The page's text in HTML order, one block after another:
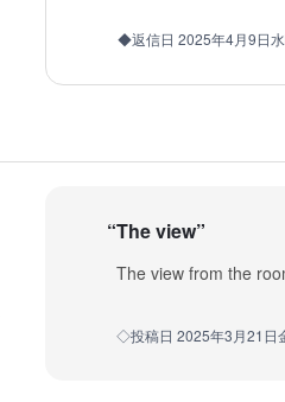
◆返信日 2025年4月9日
“The view”
The view from the
◇投稿日 2025年3月21日